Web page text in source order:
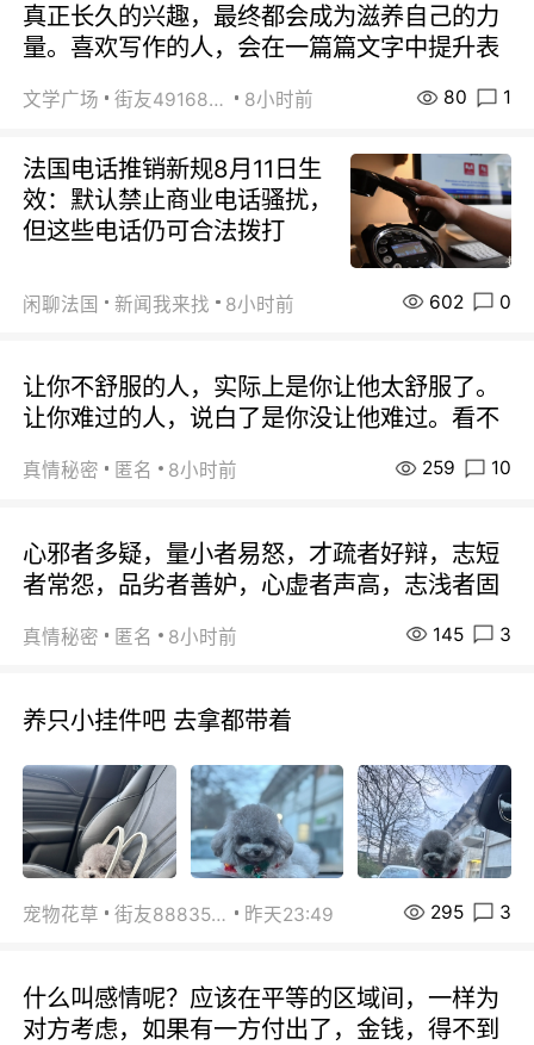
真正长久的兴趣，最终都会成为滋养自己的力
量。喜欢写作的人，会在一篇篇文字中提升表
文学广场 街友49168527 8小时前 80 1
法国电话推销新规8月11日生
效：默认禁止商业电话骚扰，
但这些电话仍可合法拨打
闲聊法国 新闻我来找 8小时前 602 0
让你不舒服的人，实际上是你让他太舒服了。
让你难过的人，说白了是你没让他难过。看不
真情秘密 匿名 8小时前 259 10
心邪者多疑，量小者易怒，才疏者好辩，志短
者常怨，品劣者善妒，心虚者声高，志浅者固
真情秘密 匿名 8小时前 145 3
养只小挂件吧 去拿都带着
宠物花草 街友88835518 昨天23:49 295 3
什么叫感情呢？应该在平等的区域间，一样为
对方考虑，如果有一方付出了，金钱，得不到